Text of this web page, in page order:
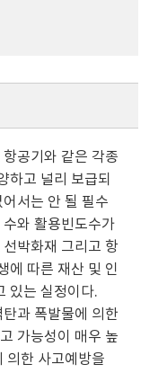
공기와 같은 각종
하고 널리 보급되
서는 안 될 필수
와 활용빈도수가
박화재 그리고 항
에 따른 재산 및 인
있는 실정이다.
과 폭발물에 의한
가능성이 매우 높
의한 사고예방을